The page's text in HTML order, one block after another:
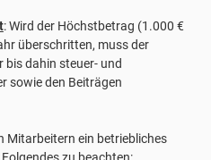
: Wird der Höchstbetrag (1.000 €
überschritten, muss der
bis dahin steuer- und
sowie den Beiträgen
Mitarbeitern ein betriebliches